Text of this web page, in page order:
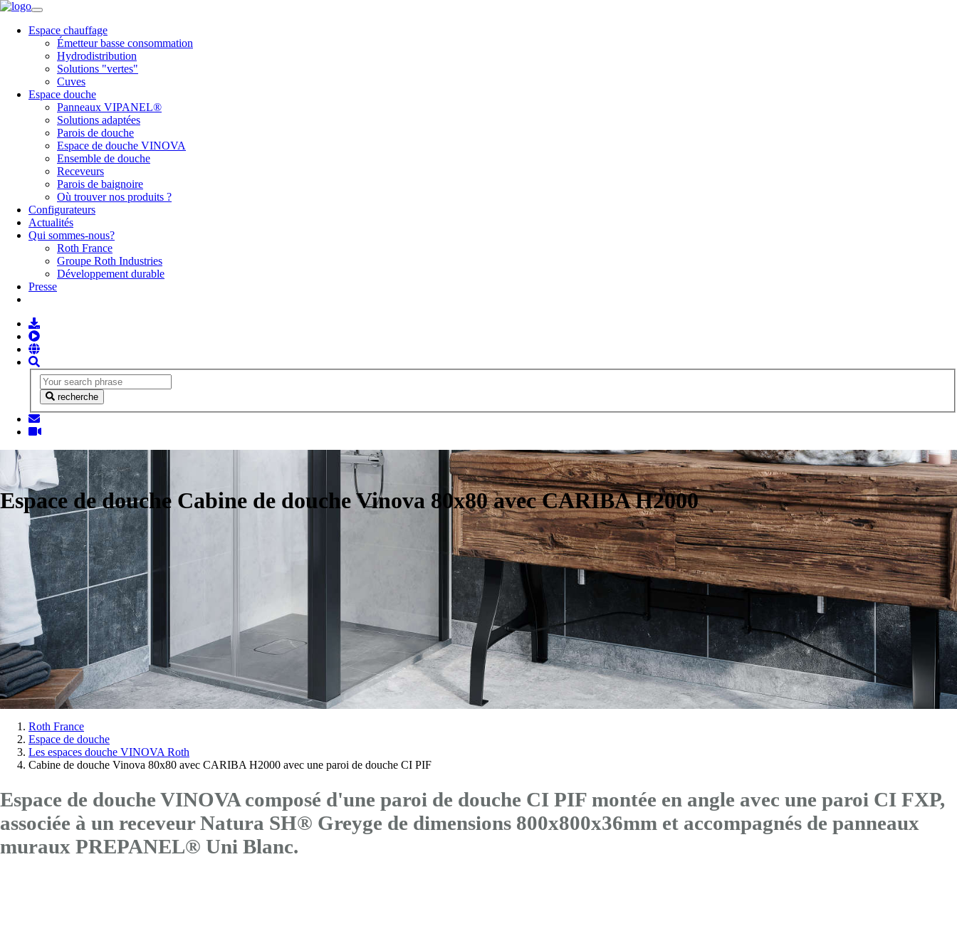
Espace chauffage
Émetteur basse consommation
Hydrodistribution
Solutions "vertes"
Cuves
Espace douche
Panneaux VIPANEL®
Solutions adaptées
Parois de douche
Espace de douche VINOVA
Ensemble de douche
Receveurs
Parois de baignoire
Où trouver nos produits ?
Configurateurs
Actualités
Qui sommes-nous?
Roth France
Groupe Roth Industries
Développement durable
Presse
recherche
Espace de douche Cabine de douche Vinova 80x80 avec CARIBA H2000
Vous
êtes
Roth France
Espace de douche
Les espaces douche VINOVA Roth
Cabine de douche Vinova 80x80 avec CARIBA H2000 avec une paroi de douche CI PIF
Espace de douche VINOVA composé d'une paroi de douche CI PIF montée en angle avec une paroi CI FXP,
associée à un receveur Natura SH® Greyge de dimensions 800x800x36mm et accompagnés de panneaux
muraux PREPANEL® Uni Blanc.